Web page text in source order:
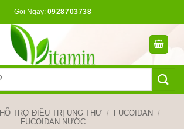
Gọi Ngay: 0928703738
HỖ TRỢ ĐIỀU TRỊ UNG THƯ / FUCOIDAN /
FUCOIDAN NƯỚC